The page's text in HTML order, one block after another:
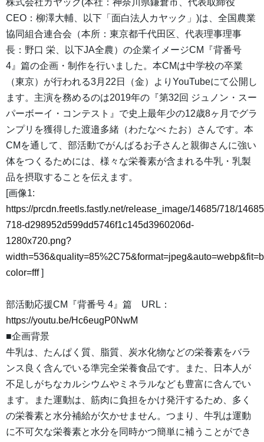
株式会社カヤック(本社：神奈川県鎌倉市、代表取締役
CEO：柳澤大輔、以下「面白法人カヤック」)は、全国農業
協同組合連合会（本所：東京都千代田区、代表理事理事
長：野口 栄、以下JA全農）の企業イメージCM『背番号
4』篇の企画・制作を行いました。本CMは中学校の卒業
（東京）が行われる3月22日（金）よりYouTubeにて公開し
ます。主演を務めるのは2019年の『第32回 ジュノン・スー
パーボーイ・コンテスト』で史上最年少の12歳8ヶ月でグラ
ンプリを獲得した渡邉多緒（わたなべ たお）さんです。本
CMを通して、部活動でがんばるお子さんと親御さんに強い
体をつくるためには、様々な栄養素が含まれる牛乳・乳製
品を摂取することを伝えます。
[画像1:
https://prcdn.freetls.fastly.net/release_image/14685/718/
718-d298952d599dd5746f1c145d3960206d-
1280x720.png?
color=fff]
部活動応援CM『背番号 4』篇 URL：
https://youtu.be/Hc6eugP0NwM
■企画背景
牛乳は、たんぱく質、脂質、炭水化物などの栄養素をバラ
ンス良く含んでいる準完全栄養食品です。また、日本人が
不足しがちなカルシウムやミネラルなども豊富に含んでい
ます。また運動は、筋肉に負担をかけ発汗するため、多く
の栄養素と水分補給が欠かせません。つまり、牛乳は運動
に不可欠な栄養素と水分を同時かつ簡単に補うことができ